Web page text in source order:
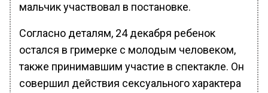
мальчик участвовал в постановке.
Согласно деталям, 24 декабря ребенок
остался в гримерке с молодым человеком,
также принимавшим участие в спектакле. Он
совершил действия сексуального характера